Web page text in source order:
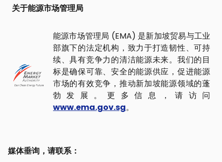
关于能源市场管理局
能源市场管理局 (EMA) 是新加坡贸易与工业
部旗下的法定机构，致力于打造韧性、可持
续、具有竞争力的清洁能源未来。我们的目
标是确保可靠、安全的能源供应，促进能源
市场的有效竞争，推动新加坡能源领域的蓬
勃发展。更多信息，请访问
www.ema.gov.sg。
媒体垂询，请联系：